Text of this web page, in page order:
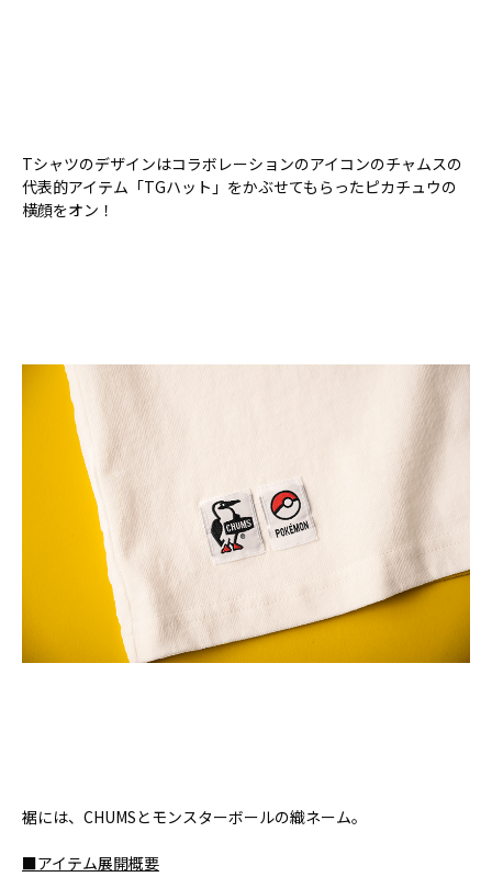
Tシャツのデザインはコラボレーションのアイコンのチャムスの
代表的アイテム「TGハット」をかぶせてもらったピカチュウの
横顔をオン！
裾には、CHUMSとモンスターボールの織ネーム。
■アイテム展開概要